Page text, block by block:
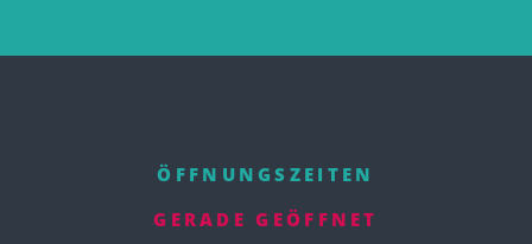
ÖFFNUNGSZEITEN
GERADE GEÖFFNET